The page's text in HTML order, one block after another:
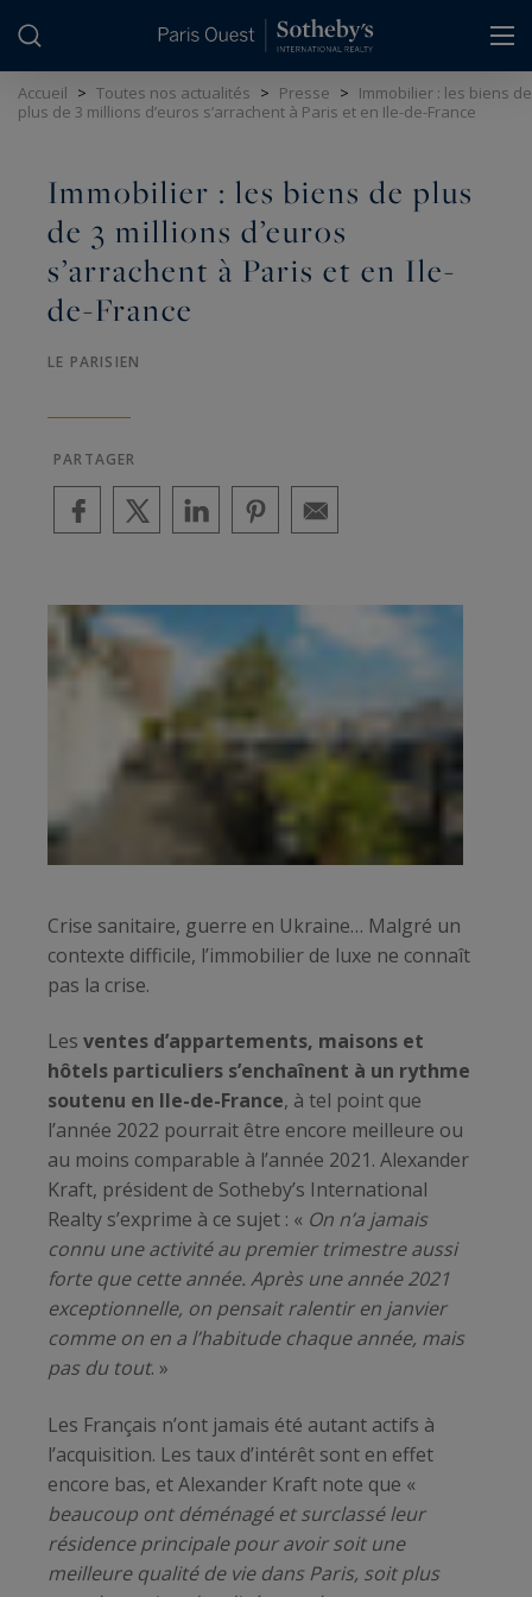
Accueil > Toutes nos actualités > Presse > Immobilier : les biens de
plus de 3 millions d’euros s’arrachent à Paris et en Ile-de-France
Immobilier : les biens de plus
de 3 millions d’euros
s’arrachent à Paris et en Ile-
de-France
LE PARISIEN
PARTAGER
Crise sanitaire, guerre en Ukraine… Malgré un
contexte difficile, l’immobilier de luxe ne connaît
pas la crise.
Les ventes d’appartements, maisons et
hôtels particuliers s’enchaînent à un rythme
soutenu en Ile-de-France, à tel point que
l’année 2022 pourrait être encore meilleure ou
au moins comparable à l’année 2021. Alexander
Kraft, président de Sotheby’s International
Realty s’exprime à ce sujet : « On n’a jamais
connu une activité au premier trimestre aussi
forte que cette année. Après une année 2021
exceptionnelle, on pensait ralentir en janvier
comme on en a l’habitude chaque année, mais
pas du tout. »
Les Français n’ont jamais été autant actifs à
l’acquisition. Les taux d’intérêt sont en effet
encore bas, et Alexander Kraft note que «
beaucoup ont déménagé et surclassé leur
résidence principale pour avoir soit une
meilleure qualité de vie dans Paris, soit plus